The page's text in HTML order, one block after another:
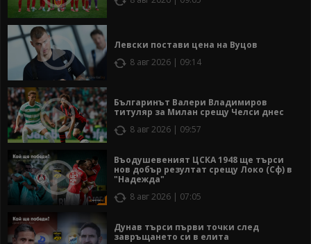
Левски постави цена на Вуцов
8 авг 2026 | 09:14
Българинът Валери Владимиров
титуляр за Милан срещу Челси днес
8 авг 2026 | 09:57
Въодушевеният ЦСКА 1948 ще търси
нов добър резултат срещу Локо (Сф) в
"Надежда"
8 авг 2026 | 07:05
Дунав търси първи точки след
завръщането си в елита